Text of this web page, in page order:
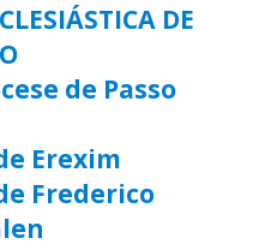
DE
de Passo
Erexim
Frederico